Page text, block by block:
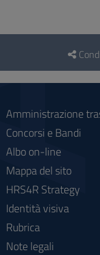
Questionario
social
Amministrazione
Concorsi e Bandi
Albo on-line
Mappa del sito
HRS4R Strategy
Identità visiva
Rubrica
Note legali